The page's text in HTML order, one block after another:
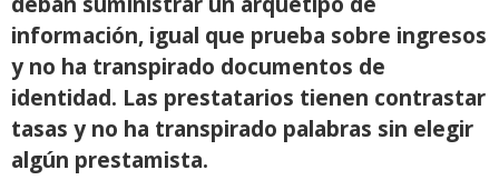
información, igual que prueba sobre ingresos
y no ha transpirado documentos de
identidad. Las prestatarios tienen contrastar
tasas y no ha transpirado palabras sin elegir
algún prestamista.